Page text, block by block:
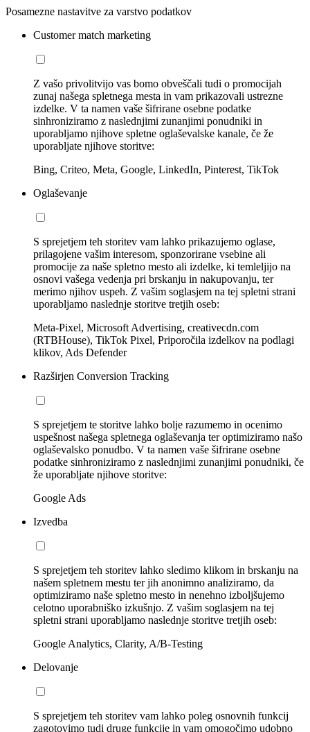
Posamezne nastavitve za varstvo podatkov
Customer match marketing
Z vašo privolitvijo vas bomo obveščali tudi o promocijah
zunaj našega spletnega mesta in vam prikazovali ustrezne
izdelke. V ta namen vaše šifrirane osebne podatke
sinhroniziramo z naslednjimi zunanjimi ponudniki in
uporabljamo njihove spletne oglaševalske kanale, če že
uporabljate njihove storitve:
Bing, Criteo, Meta, Google, LinkedIn, Pinterest, TikTok
Oglaševanje
S sprejetjem teh storitev vam lahko prikazujemo oglase,
prilagojene vašim interesom, sponzorirane vsebine ali
promocije za naše spletno mesto ali izdelke, ki temleljijo na
osnovi vašega vedenja pri brskanju in nakupovanju, ter
merimo njihov uspeh. Z vašim soglasjem na tej spletni strani
uporabljamo naslednje storitve tretjih oseb:
Meta-Pixel, Microsoft Advertising, creativecdn.com
(RTBHouse), TikTok Pixel, Priporočila izdelkov na podlagi
klikov, Ads Defender
Razširjen Conversion Tracking
S sprejetjem te storitve lahko bolje razumemo in ocenimo
uspešnost našega spletnega oglaševanja ter optimiziramo našo
oglaševalsko ponudbo. V ta namen vaše šifrirane osebne
podatke sinhroniziramo z naslednjimi zunanjimi ponudniki, če
že uporabljate njihove storitve:
Google Ads
Izvedba
S sprejetjem teh storitev lahko sledimo klikom in brskanju na
našem spletnem mestu ter jih anonimno analiziramo, da
optimiziramo naše spletno mesto in nenehno izboljšujemo
celotno uporabniško izkušnjo. Z vašim soglasjem na tej
spletni strani uporabljamo naslednje storitve tretjih oseb:
Google Analytics, Clarity, A/B-Testing
Delovanje
S sprejetjem teh storitev vam lahko poleg osnovnih funkcij
zagotovimo tudi druge funkcije in vam omogočimo udobno